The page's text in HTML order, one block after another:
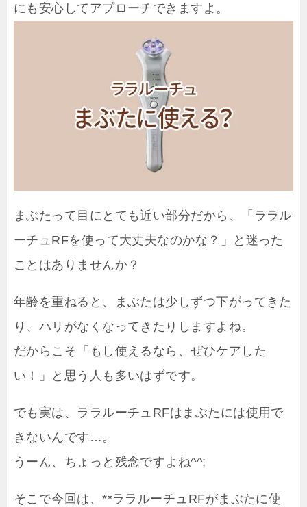
にも安心してアプローチできますよ。
まぶたって目にとても近い部分だから、「ララル
ーチュRFを使って大丈夫なのかな？」と迷った
ことはありませんか？
年齢を重ねると、まぶたは少しずつ下がってきた
り、ハリがなくなってきたりしますよね。
だからこそ「もし使えるなら、ぜひケアした
い！」と思う人も多いはずです。
でも実は、ララルーチュRFはまぶたには使用で
きないんです…。
うーん、ちょっと残念ですよね^^;
そこで今回は、**ララルーチュRFがまぶたに使